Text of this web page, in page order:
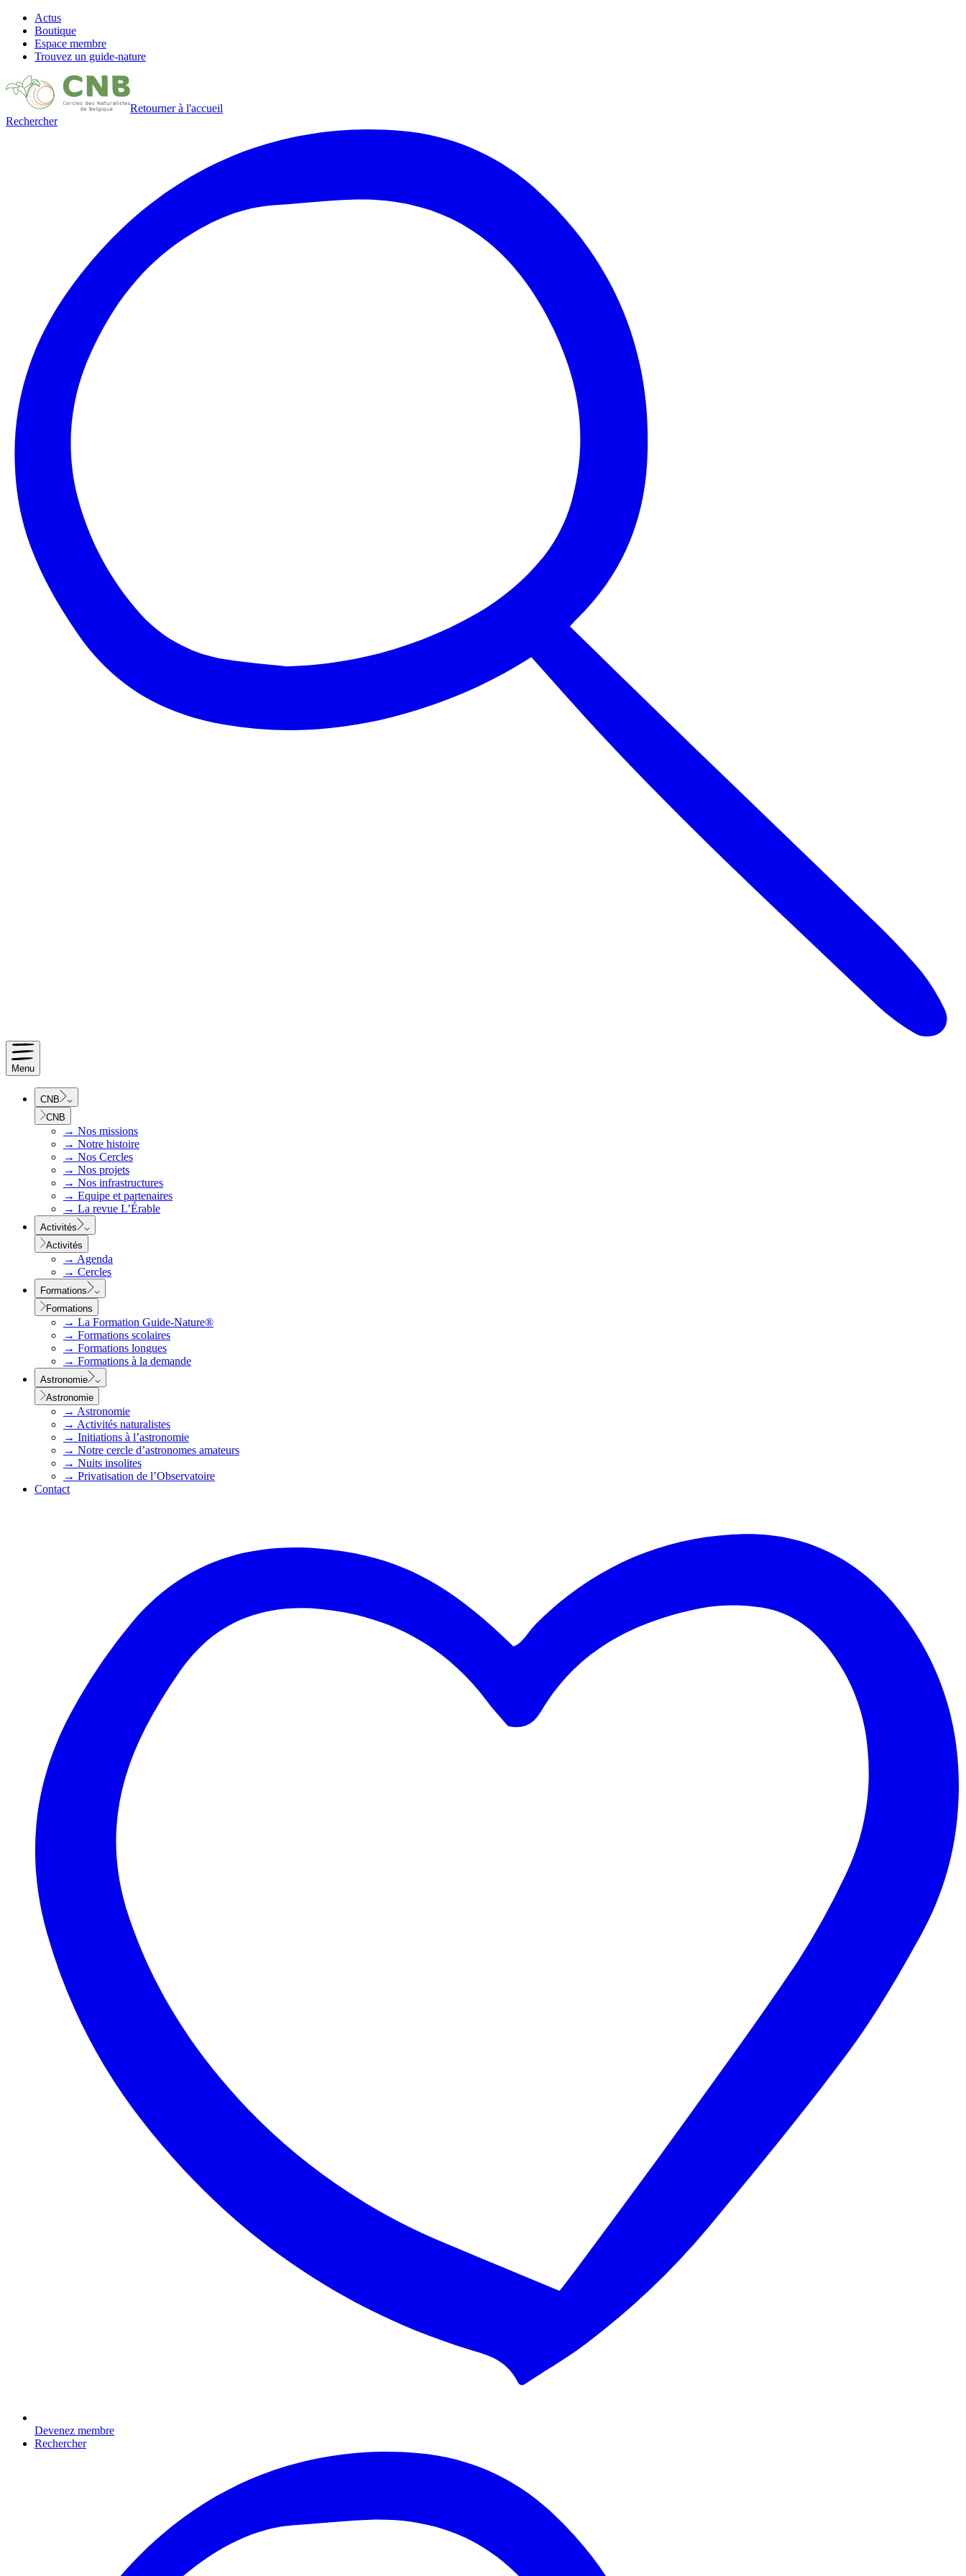
Actus
Boutique
Espace membre
Trouvez un guide-nature
Retourner à l'accueil
Rechercher
Menu
CNB
CNB
→ Nos missions
→ Notre histoire
→ Nos Cercles
→ Nos projets
→ Nos infrastructures
→ Equipe et partenaires
→ La revue L’Érable
Activités
Activités
→ Agenda
→ Cercles
Formations
Formations
→ La Formation Guide-Nature®
→ Formations scolaires
→ Formations longues
→ Formations à la demande
Astronomie
Astronomie
→ Astronomie
→ Activités naturalistes
→ Initiations à l’astronomie
→ Notre cercle d’astronomes amateurs
→ Nuits insolites
→ Privatisation de l’Observatoire
Contact
Devenez membre
Rechercher